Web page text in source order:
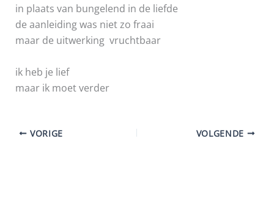
in plaats van bungelend in de liefde
de aanleiding was niet zo fraai
maar de uitwerking vruchtbaar
ik heb je lief
maar ik moet verder
VORIGE VOLGENDE